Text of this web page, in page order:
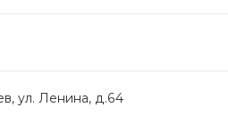
ул. Ленина, д.64